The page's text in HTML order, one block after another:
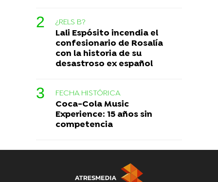
¿RELS B?
Lali Espósito incendia el
confesionario de Rosalía
con la historia de su
desastroso ex español
FECHA HISTÓRICA
Coca-Cola Music
Experience: 15 años sin
competencia